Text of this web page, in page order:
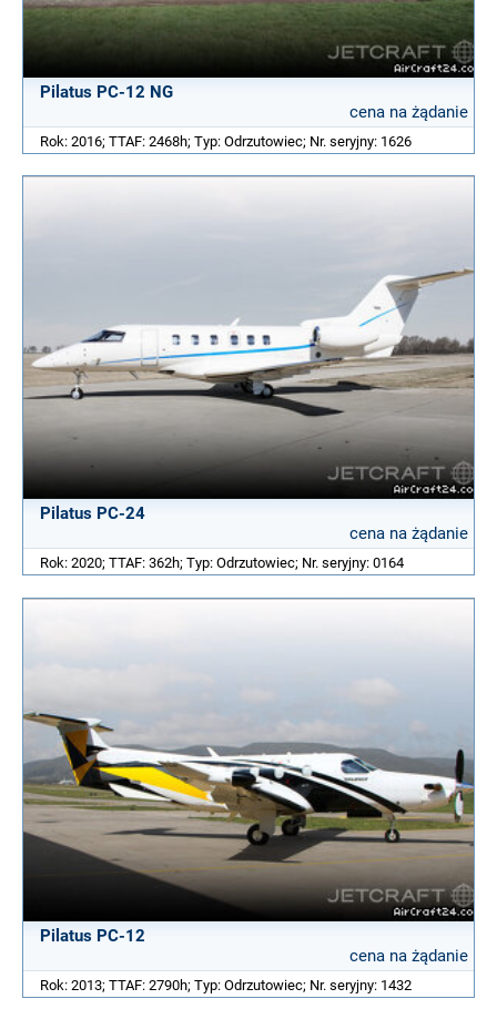
Pilatus PC-12 NG
cena na żądanie
Rok: 2016; TTAF: 2468h; Typ: Odrzutowiec; Nr. seryjny: 1626
Pilatus PC-24
cena na żądanie
Rok: 2020; TTAF: 362h; Typ: Odrzutowiec; Nr. seryjny: 0164
Pilatus PC-12
cena na żądanie
Rok: 2013; TTAF: 2790h; Typ: Odrzutowiec; Nr. seryjny: 1432